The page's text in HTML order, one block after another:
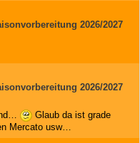
2026/2027
2026/2027
Glaub da ist grade
Mercato usw…